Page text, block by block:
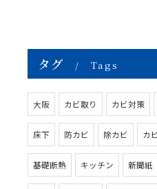
タグ Tags
大阪 カビ取り カビ対策
床下 防カビ 除カビ カ
基礎断熱 キッチン 新聞紙